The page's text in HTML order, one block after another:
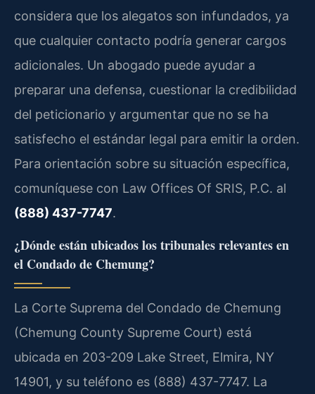
considera que los alegatos son infundados, ya
que cualquier contacto podría generar cargos
adicionales. Un abogado puede ayudar a
preparar una defensa, cuestionar la credibilidad
del peticionario y argumentar que no se ha
satisfecho el estándar legal para emitir la orden.
Para orientación sobre su situación específica,
comuníquese con Law Offices Of SRIS, P.C. al
(888) 437-7747.
¿Dónde están ubicados los tribunales relevantes en
el Condado de Chemung?
La Corte Suprema del Condado de Chemung
(Chemung County Supreme Court) está
ubicada en 203-209 Lake Street, Elmira, NY
14901, y su teléfono es (888) 437-7747. La